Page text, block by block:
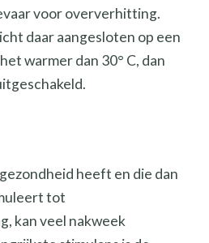
voor oververhitting.
daar aangesloten op een
warmer dan 30° C, dan
heeft en die dan
tot
kan veel nakweek